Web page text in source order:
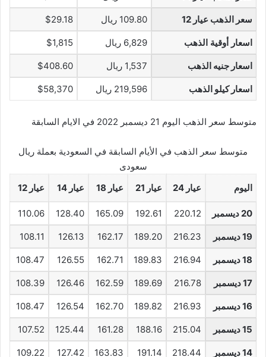
سعر الذهب عيار 12 109.80 ريال $29.18
اسعار أوقية الذهب 6,829 ريال $1,815
اسعار جنيه الذهب 1,537 ريال $408.60
اسعار كيلو الذهب 219,596 ريال $58,370
متوسط سعر الذهب اليوم 21 ديسمبر 2022 في الايام السابقة
متوسط سعر الذهب في الأيام السابقة في السعودية بعملة ريال
سعودى
اليوم
عيار 24 عيار 21 عيار 18 عيار 14 عيار 12
20 ديسمبر 220.12
192.61
165.09
128.40
110.06
19 ديسمبر 216.23
189.20
162.17
126.13
108.11
18 ديسمبر 216.94
189.83
162.71
126.55
108.47
17 ديسمبر 216.78
189.69
162.59
126.46
108.39
16 ديسمبر 216.93
189.82
162.70
126.54
108.47
15 ديسمبر 215.04
188.16
161.28
125.44
107.52
14 ديسمبر 218.44
191.14
163.83
127.42
109.22